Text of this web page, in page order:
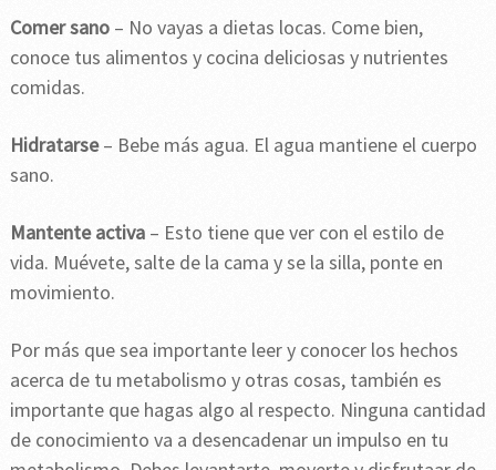
Comer sano– No vayas a dietas locas. Come bien,
conoce tus alimentos y cocina deliciosas y nutrientes
comidas.
Hidratarse– Bebe más agua. El agua mantiene el cuerpo
sano.
Mantente activa– Esto tiene que ver con el estilo de
vida. Muévete, salte de la cama y se la silla, ponte en
movimiento.
Por más que sea importante leer y conocer los hechos
acerca de tu metabolismo y otras cosas, también es
importante que hagas algo al respecto. Ninguna cantidad
de conocimiento va a desencadenar un impulso en tu